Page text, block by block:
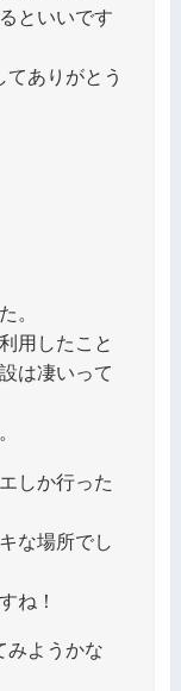
といいです
ありがとう
。
用したこと
は凄いって
しか行った
な場所でし
ね！
みようかな